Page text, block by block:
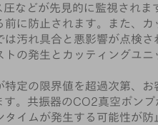
などが先見的に監視されま
に防止されます。また、
汚れ具合と悪影響が点検
の発生とカッティングユ
定の限界値を超過次第、お
。共振器のCO2真空ポン
イムが発生する可能性が